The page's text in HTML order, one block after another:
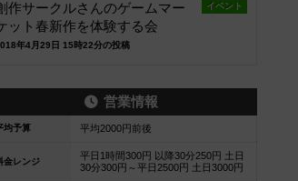
イベント
作サークルさんのゲームマー
ット春新作を体験する会
年4月29日 15時22分の投稿
営業情報
均予算 平均2000円前後
金レンジ
平日1時間300円 以降30分250円 土日
30分300円～平日2500円 土日3000円